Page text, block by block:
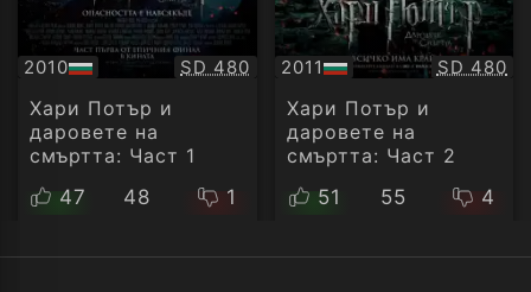
2010
БГ
аудио
Качество:
SD 480
Хари Потър и
даровете на
смъртта: Част 1
47
48 1
2011
БГ
аудио
SD 480
Хари Потър и
даровете на
смъртта: Част 2
51
55 4